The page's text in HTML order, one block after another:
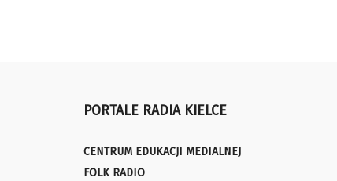
PORTALE RADIA KIELCE
CENTRUM EDUKACJI MEDIALNEJ
FOLK RADIO